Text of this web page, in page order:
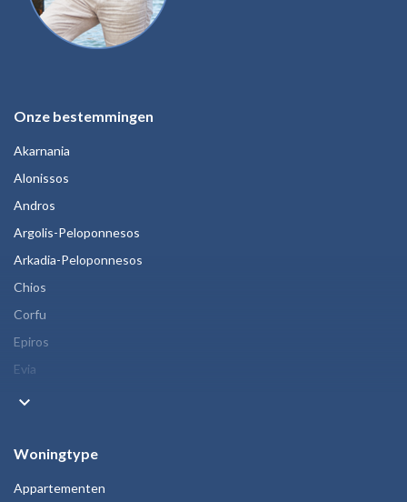
Onze bestemmingen
Akarnania
Alonissos
Andros
Argolis-Peloponnesos
Arkadia-Peloponnesos
Chios
Corfu
Epiros
Evia
keyboard_arrow_down
Woningtype
Appartementen